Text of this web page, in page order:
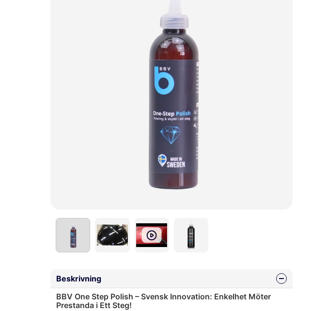
Beskrivning
BBV One Step Polish – Svensk Innovation: Enkelhet Möter
Prestanda i Ett Steg!